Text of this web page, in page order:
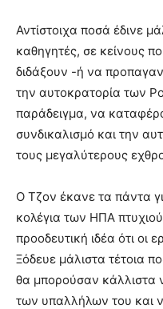
Αντίστοιχα ποσά έδινε
καθηγητές, σε κείνους
διδάξουν -ή να
την αυτοκρατορία των
παράδειγμα, να
συνδικαλισμό και την
τους μεγαλύτερους
Ο Τζον έκανε τα πάντα
κολέγια των ΗΠΑ
προοδευτική ιδέα ότι οι
Ξόδευε μάλιστα τέτοια
θα μπορούσαν κάλλιστα
των υπαλλήλων του και